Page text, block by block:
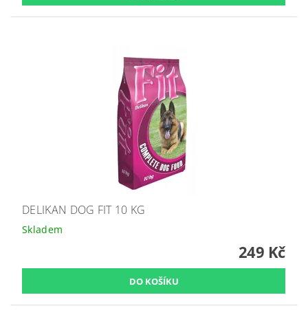
DELIKAN DOG FIT 10 KG
Skladem
249 Kč